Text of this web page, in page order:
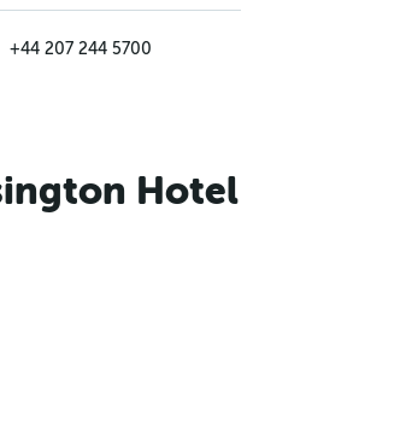
+44 207 244 5700
Hotel